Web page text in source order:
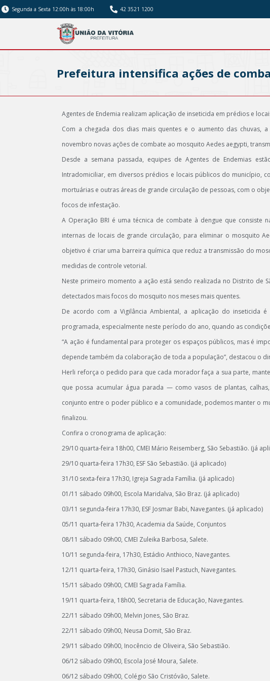
Segunda a Sexta 12:00h às 18:00h 42 3521 1200
Prefeitura intensifica ações de
Agentes de Endemia realizam aplicação de inseticida em prédios e
Com a chegada dos dias mais quentes e o aumento das chuvas,
novembro novas ações de combate ao mosquito Aedes aegypti,
Desde a semana passada, equipes de Agentes de Endemias
Intradomiciliar, em diversos prédios e locais públicos do município,
mortuárias e outras áreas de grande circulação de pessoas, com o
focos de infestação.
A Operação BRI é uma técnica de combate à dengue que consiste
internas de locais de grande circulação, para eliminar o mosquito
objetivo é criar uma barreira química que reduz a transmissão do
medidas de controle vetorial.
Neste primeiro momento a ação está sendo realizada no Distrito de
detectados mais focos do mosquito nos meses mais quentes.
De acordo com a Vigilância Ambiental, a aplicação do inseticida
programada, especialmente neste período do ano, quando as
“A ação é fundamental para proteger os espaços públicos, mas é
depende também da colaboração de toda a população”, destacou o
Herli reforça o pedido para que cada morador faça a sua parte,
que possa acumular água parada — como vasos de plantas,
conjunto entre o poder público e a comunidade, podemos manter o
finalizou.
Confira o cronograma de aplicação:
29/10 quarta-feira 18h00, CMEI Mário Reisemberg, São Sebastião. (já
29/10 quarta-feira 17h30, ESF São Sebastião. (já aplicado)
31/10 sexta-feira 17h30, Igreja Sagrada Família. (já aplicado)
01/11 sábado 09h00, Escola Maridalva, São Braz. (já aplicado)
03/11 segunda-feira 17h30, ESF Josmar Babi, Navegantes. (já aplicado)
05/11 quarta-feira 17h30, Academia da Saúde, Conjuntos
08/11 sábado 09h00, CMEI Zuleika Barbosa, Salete.
10/11 segunda-feira, 17h30, Estádio Anthioco, Navegantes.
12/11 quarta-feira, 17h30, Ginásio Isael Pastuch, Navegantes.
15/11 sábado 09h00, CMEI Sagrada Família.
19/11 quarta-feira, 18h00, Secretaria de Educação, Navegantes.
22/11 sábado 09h00, Melvin Jones, São Braz.
22/11 sábado 09h00, Neusa Domit, São Braz.
29/11 sábado 09h00, Inocêncio de Oliveira, São Sebastião.
06/12 sábado 09h00, Escola José Moura, Salete.
06/12 sábado 09h00, Colégio São Cristóvão, Salete.